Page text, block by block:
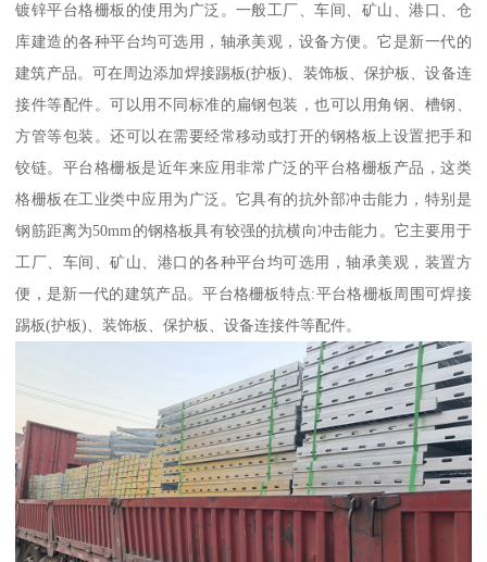
镀锌平台格栅板的使用为广泛。一般工厂、车间、矿山、港口、仓
库建造的各种平台均可选用，轴承美观，设备方便。它是新一代的
建筑产品。可在周边添加焊接踢板(护板)、装饰板、保护板、设备连
接件等配件。可以用不同标准的扁钢包装，也可以用角钢、槽钢、
方管等包装。还可以在需要经常移动或打开的钢格板上设置把手和
铰链。平台格栅板是近年来应用非常广泛的平台格栅板产品，这类
格栅板在工业类中应用为广泛。它具有的抗外部冲击能力，特别是
钢筋距离为50mm的钢格板具有较强的抗横向冲击能力。它主要用于
工厂、车间、矿山、港口的各种平台均可选用，轴承美观，装置方
便，是新一代的建筑产品。平台格栅板特点:平台格栅板周围可焊接
踢板(护板)、装饰板、保护板、设备连接件等配件。